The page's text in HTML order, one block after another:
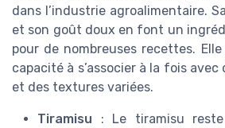
dans l’industrie agroalimentaire.
et son goût doux en font un
pour de nombreuses recettes.
capacité à s’associer à la fois
et des textures variées.
Tiramisu : Le tiramisu